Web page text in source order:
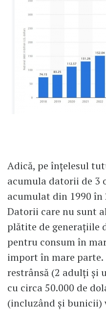
Adică, pe înțelesul
acumula datorii de 3
acumulat din 1990 în
Datorii care nu sunt
plătite de generațiile
pentru consum în
import în mare
restrânsă (2 adulți și
cu circa 50.000 de
(incluzând și bunicii)